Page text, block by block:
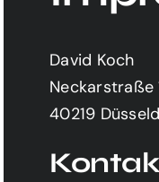
David Koch
Neckarstraße
40219